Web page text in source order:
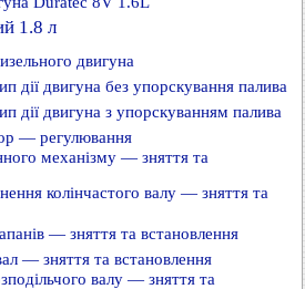
1.8 л
двигуна
дії двигуна без упорскування палива
дії двигуна з упорскуванням палива
— регулювання
механізму — зняття та
колінчастого валу — зняття та
— зняття та встановлення
— зняття та встановлення
валу — зняття та